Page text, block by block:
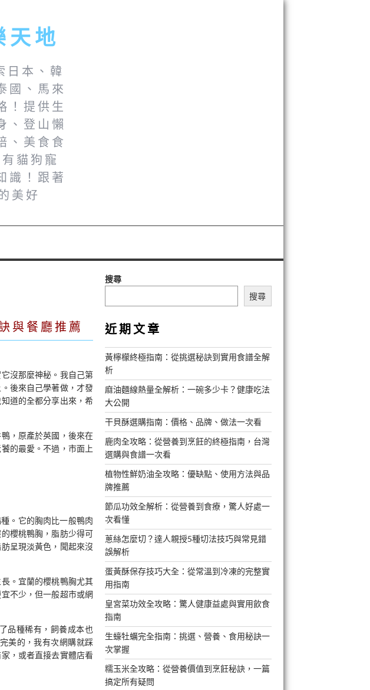
天地
日本、韓
國、馬來
！提供生
、登山懶
、美食食
貓狗寵
識！跟著
美好
與餐廳推薦
沒那麼神秘。我自己第
後來自己學著做，才發
道的全都分享出來，希
，原產於英國，後來在
的最愛。不過，市面上
。它的胸肉比一般鴨肉
櫻桃鴨胸，脂肪少得可
呈現淡黃色，聞起來沒
。宜蘭的櫻桃鴨胸尤其
不少，但一般超市或網
品種稀有，飼養成本也
美的，我有次網購就踩
，或者直接去實體店看
搜尋
搜尋
近期文章
黃檸檬終極指南：從挑選秘訣到實用食譜全解
析
麻油麵線熱量全解析：一碗多少卡？健康吃法
大公開
干貝酥選購指南：價格、品牌、做法一次看
鹿肉全攻略：從營養到烹飪的終極指南，台灣
選購與食譜一次看
植物性鮮奶油全攻略：優缺點、使用方法與品
牌推薦
節瓜功效全解析：從營養到食療，驚人好處一
次看懂
蔥絲怎麼切？達人親授5種切法技巧與常見錯
誤解析
蛋黃酥保存技巧大全：從常溫到冷凍的完整實
用指南
皇宮菜功效全攻略：驚人健康益處與實用飲食
指南
生蠔牡蠣完全指南：挑選、營養、食用秘訣一
次掌握
糯玉米全攻略：從營養價值到烹飪秘訣，一篇
搞定所有疑問